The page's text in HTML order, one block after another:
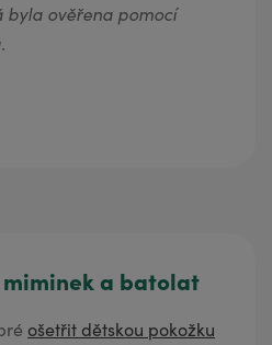
byla ověřena pomocí
miminek a batolat
ošetřit dětskou pokožku